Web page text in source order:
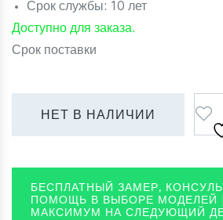
Срок службы: 10 лет
Доступно для заказа.
Срок поставки
НЕТ В НАЛИЧИИ
БЕСПЛАТНЫЙ ЗАМЕР,
ПОМОЩЬ В ВЫБОРЕ МОДЕЛЕЙ
МАКСИМУМ НА СЛЕДУЮЩИЙ